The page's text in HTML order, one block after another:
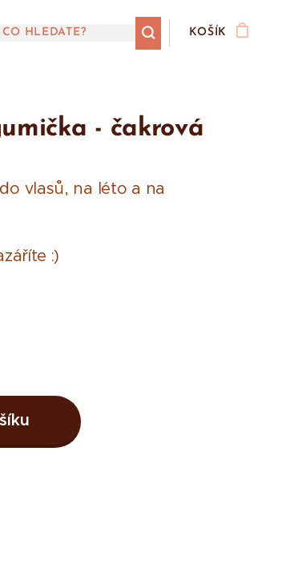
KOŠÍK
- čakrová
vlasů, na léto a na
:)